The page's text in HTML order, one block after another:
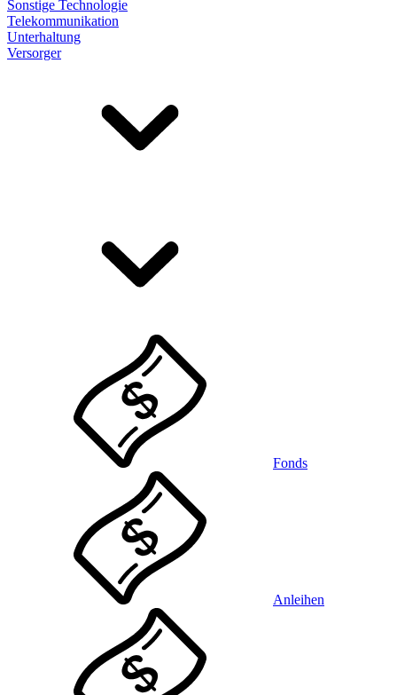
Sonstige Technologie
Telekommunikation
Unterhaltung
Versorger
Fonds
Anleihen